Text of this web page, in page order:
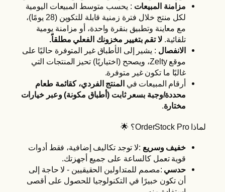
مزامنة المبيعات : يحسب متوسط المبيعات اليومية
لكل منتج خلال فترة زمنية قابلة للتكوين (28 يومًا)،
مع معاينة وتطبيق بنقرة واحدة، أو مزامنة يومية
تلقائية.لا تقم بتغيير مخزونك الفعلي مطلقاً.
الانفصال : يشير إلى الأطباق غير المتوفرة حاليًا على
موقع Zelty، ويصحح (اختياريًا) تحيز المنتجات التي
غالبًا ما تكون غير متوفرة.
أرقام المبيعات فيالمنتج الفردي، كقائمة طعام
محددة/وجبة بسعر ثابت (أطباق مكونة) وعبر خيارات
مختارة.
لماذا OrderStock Pro؟ 🌟
خفيف وسريع :لا توجد تكاليف إضافية، فقط أدوات
قوية تعمل كالساعة على جميع أجهزتك.
حدسي :مصمم للمتداولين الحقيقيين - لا حاجة إلى
أن تكون خبيرًا في التكنولوجيا للحصول على أقصى